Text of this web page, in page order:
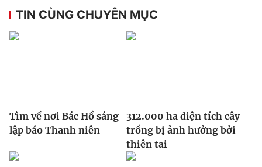
TIN CÙNG CHUYÊN MỤC
Tìm về nơi Bác Hồ sáng
lập báo Thanh niên
312.000 ha diện tích cây
trồng bị ảnh hưởng bởi
thiên tai